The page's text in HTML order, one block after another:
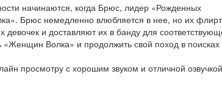
начинаются, когда Брюс, лидер «Рожденных
Брюс немедленно влюбляется в нее, но их
и доставляют их в банду для
«Женщин Волка» и продолжить свой поход в поисках
просмотру с хорошим звуком и отличной